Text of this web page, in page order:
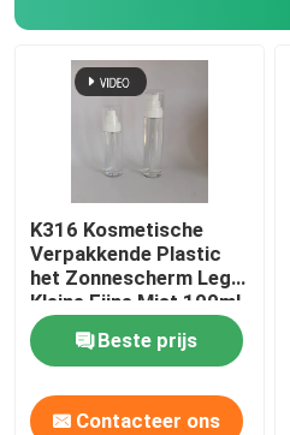
K316 Kosmetische
Verpakkende Plastic
het Zonnescherm Lege
Kleine Fijne Mist 100ml
125ml van
Huisdierenflessen
Beste prijs
Contacteer ons